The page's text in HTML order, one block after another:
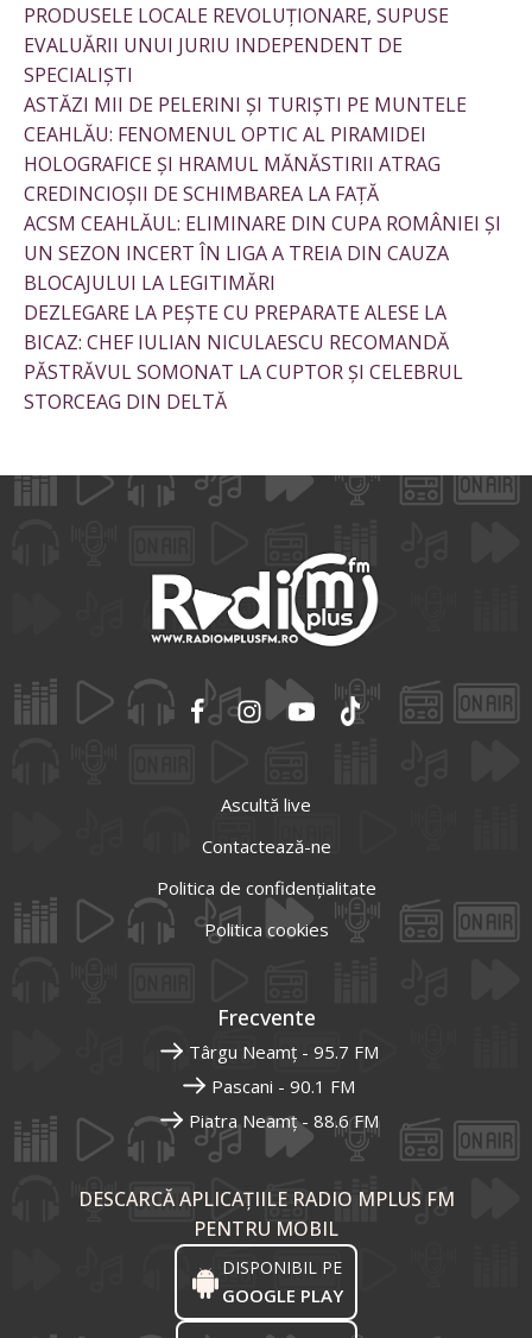
PRODUSELE LOCALE REVOLUȚIONARE, SUPUSE
EVALUĂRII UNUI JURIU INDEPENDENT DE
SPECIALIȘTI
ASTĂZI MII DE PELERINI ȘI TURIȘTI PE MUNTELE
CEAHLĂU: FENOMENUL OPTIC AL PIRAMIDEI
HOLOGRAFICE ȘI HRAMUL MĂNĂSTIRII ATRAG
CREDINCIOȘII DE SCHIMBAREA LA FAȚĂ
ACSM CEAHLĂUL: ELIMINARE DIN CUPA ROMÂNIEI ȘI
UN SEZON INCERT ÎN LIGA A TREIA DIN CAUZA
BLOCAJULUI LA LEGITIMĂRI
DEZLEGARE LA PEȘTE CU PREPARATE ALESE LA
BICAZ: CHEF IULIAN NICULAESCU RECOMANDĂ
PĂSTRĂVUL SOMONAT LA CUPTOR ȘI CELEBRUL
STORCEAG DIN DELTĂ
Ascultă live
Contactează-ne
Politica de confidențialitate
Politica cookies
Frecvente
Târgu Neamț - 95.7 FM
Pascani - 90.1 FM
Piatra Neamț - 88.6 FM
DESCARCĂ APLICAȚIILE RADIO MPLUS FM
PENTRU MOBIL
DISPONIBIL PE
GOOGLE PLAY